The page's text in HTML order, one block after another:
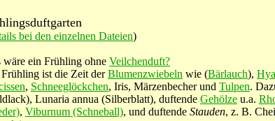
bei den einzelnen Dateien)
wäre ein Frühling ohne Veilchenduft?
ist die Zeit derBlumenzwiebeln wie (Bärlauch),
, Schneeglöckchen, Iris, Märzenbecher und Tulpen.
Lunaria annua (Silberblatt), duftende Gehölze u.a.
, Viburnum (Schneball), und duftende Stauden, z. B.